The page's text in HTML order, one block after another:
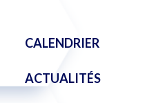
CALENDRIER
ACTUALITÉS